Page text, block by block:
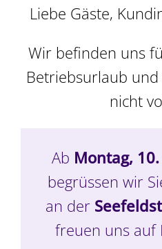
gross,
In den Warenkorb
Liebe Gäste,
Wir befinden uns
Betriebsurlaub
nicht
Ab Montag,
begrüssen wir
an der
freuen uns auf